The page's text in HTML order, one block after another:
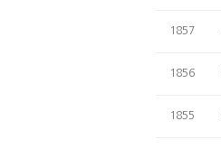
1857
1856
1855